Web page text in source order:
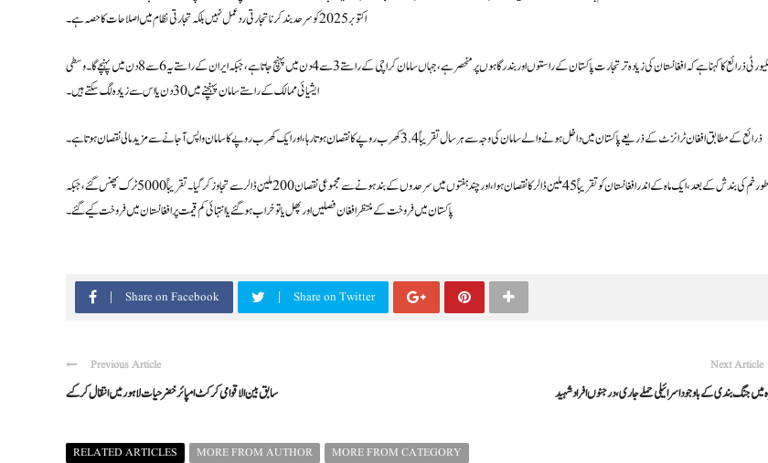
اکتوبر 2025 کو سرحد بند کرنا تجارتی ردعمل نہیں بلکہ تجارتی نظام میں اصلاحات کا حصہ ہے۔
سکیورٹی ذرائع کا کہنا ہے کہ افغانستان کی زیادہ تر تجارت پاکستان کے راستوں اور بندرگاہوں پر منحصر ہے، جہاں سامان کراچی کے راستے 3 سے 4 دن میں پہنچ جاتا ہے، جبکہ ایران کے راستے یہ 6 سے 8 دن میں پہنچے گا۔ وسطی
ایشیائی ممالک کے راستے سامان پہنچنے میں 30 دن یا اس سے زیادہ لگ سکتے ہیں۔
ذرائع کے مطابق افغان ٹرانزٹ کے ذریعے پاکستان میں داخل ہونے والے سامان کی وجہ سے ہر سال تقریباً 3.4 کھرب روپے کا نقصان ہوتا رہا، اور ایک کھرب روپے کا سامان واپس آ جانے سے مزید مالی نقصان ہوتا ہے۔
طورخم کی بندش کے بعد، ایک ماہ کے اندر افغانستان کو تقریباً 45 ملین ڈالر کا نقصان ہوا، اور چند ہفتوں میں سرحدوں کے بند ہونے سے مجموعی نقصان 200 ملین ڈالر سے تجاوز کر گیا۔ تقریباً 5000 ٹرک پھنس گئے، جبکہ
پاکستان میں فروخت کے منتظر افغان فصلیں اور پھل یا تو خراب ہو گئے یا انتہائی کم قیمت پر افغانستان میں فروخت کیے گئے۔
Share on Facebook Share on Twitter
Previous Article
سابق بین الاقوامی کرکٹ امپائر خضر حیات لاہور میں انتقال کر گئے
Next Article
RELATED ARTICLES MORE FROM AUTHOR MORE FROM CATEGORY